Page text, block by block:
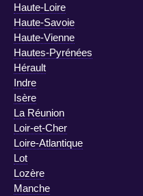
Haute-Loire
Haute-Savoie
Haute-Vienne
Hautes-Pyrénées
Hérault
Indre
Isère
La Réunion
Loir-et-Cher
Loire-Atlantique
Lot
Lozère
Manche